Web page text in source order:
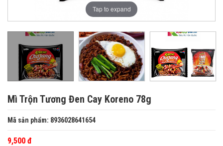
Tap to expand
Mì Trộn Tương Đen Cay Koreno 78g
Mã sản phẩm: 8936028641654
9,500 đ